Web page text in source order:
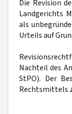
Die Revision
Landgerichts
als
Urteils auf
Nachteil des
StPO). Der
Rechtsmittels